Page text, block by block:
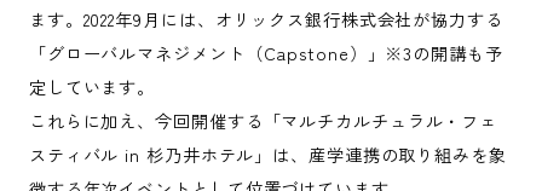
ます。2022年9月には、オリックス銀行株式会社が協力する
「グローバルマネジメント（Capstone）」※3の開講も予
定しています。
これらに加え、今回開催する「マルチカルチュラル・フェ
スティバル in 杉乃井ホテル」は、産学連携の取り組みを象